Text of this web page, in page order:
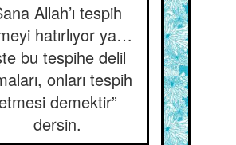
Allah’ı tespih
hatırlıyor ya…
bu tespihe delil
onları tespih
demektir”
dersin.